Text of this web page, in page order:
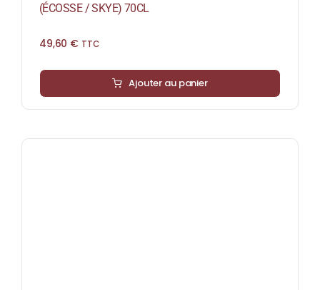
(ÉCOSSE / SKYE) 70CL
49,60 € TTC
Ajouter au panier